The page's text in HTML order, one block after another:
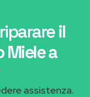
il
a
assistenza.